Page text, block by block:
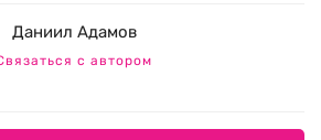
Даниил Адамов
с автором